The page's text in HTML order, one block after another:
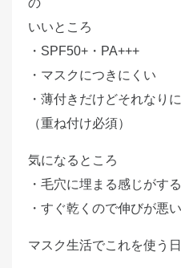
の
いいところ
・SPF50+・PA+++
・マスクにつきにくい
・薄付きだけどそれなり
（重ね付け必須）
気になるところ
・毛穴に埋まる感じがする
・すぐ乾くので伸びが悪
マスク生活でこれを使う